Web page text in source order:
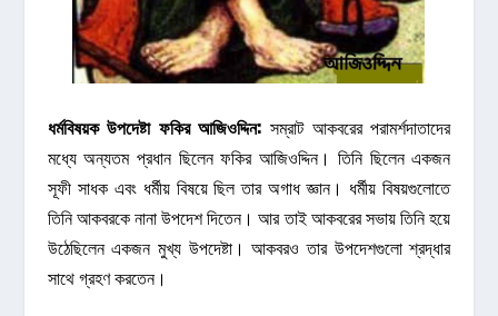
ধর্মবিষয়ক উপদেষ্টা ফকির আজিওদ্দিন: সম্রাট আকবরের পরামর্শদাতাদের
মধ্যে অন্যতম প্রধান ছিলেন ফকির আজিওদ্দিন। তিনি ছিলেন একজন
সূফী সাধক এবং ধর্মীয় বিষয়ে ছিল তার অগাধ জ্ঞান। ধর্মীয় বিষয়গুলোতে
তিনি আকবরকে নানা উপদেশ দিতেন। আর তাই আকবরের সভায় তিনি হয়ে
উঠেছিলেন একজন মুখ্য উপদেষ্টা। আকবরও তার উপদেশগুলো শ্রদ্ধার
সাথে গ্রহণ করতেন।